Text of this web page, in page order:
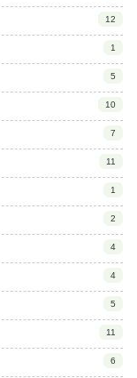
12
1
5
10
7
11
1
2
4
4
5
11
6